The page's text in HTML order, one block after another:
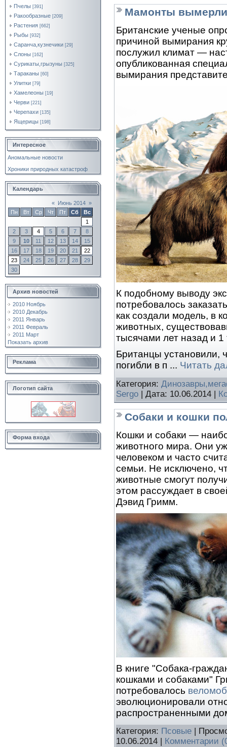
Пчелы [391]
Ракообразные [209]
Растения [662]
Рыбы [932]
Саранча,кузнечики [29]
Слоны [162]
Сурикаты,грызуны [325]
Тараканы [60]
Улитки [79]
Хамелеоны [19]
Черви [221]
Черепахи [135]
Ящерицы [198]
Интересное
Аномальные новости
Хроники природных катастроф
Календарь
« Июнь 2014 »
Пн
Вт Ср Чт Пт Сб
Вс
1
2
3 4 5 6 7
8
9
10 11 12 13 14
15
16
17 18 19 20 21
22
23
24 25 26 27 28
29
30
Архив новостей
2010 Ноябрь
2010 Декабрь
2011 Январь
2011 Февраль
2011 Март
Показать архив
Реклама
Логотип сайта
Форма входа
Мамонты вымерли
Британские ученые
причиной вымирания
послужил климат —
опубликованная
вымирания
К подобному выводу
потребовалось
как создали модель, в
животных,
тысячами лет назад и
Британцы установили,
погибли в п ... Читать
Категория:
Sergo | Дата: 10.06.2014 |
Собаки и кошки
Кошки и собаки —
животного мира. Они
человеком и часто
семьи. Не исключено,
животные смогут
этом рассуждает в
Дэвид Гримм.
В книге "Собака-
кошками и собаками"
потребовалось
эволюционировали
распространенными
Категория: Псовые |
10.06.2014
Комментарии